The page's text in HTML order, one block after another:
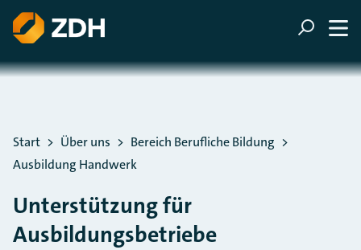
ZUM HAUPTINHALT SPRINGEN
ZUR SUCHE SPRINGEN
Sie befinden sich hier:
Start Über uns
Bereich Berufliche Bildung
Ausbildung Handwerk
Unterstützung für
Ausbildungsbetriebe